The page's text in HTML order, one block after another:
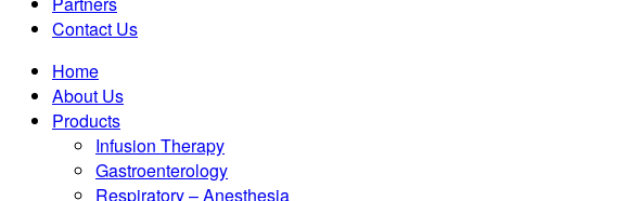
Contact Us
Home
About Us
Products
Infusion Therapy
Gastroenterology
Respiratory – Anesthesia